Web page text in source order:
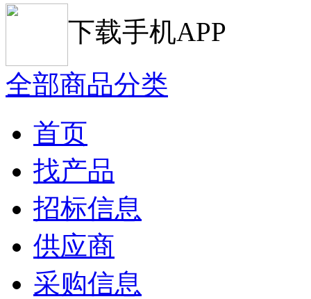
下载手机APP
全部商品分类
首页
找产品
招标信息
供应商
采购信息